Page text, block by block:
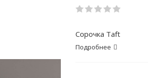
Сорочка Taft
Подробнее